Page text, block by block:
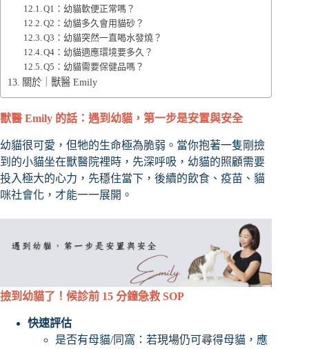
Q1：幼貓軟便正常嗎？
Q2：幼貓多久會用貓砂？
Q3：幼貓突然一直喝水發燒？
Q4：幼貓適應環境要多久？
Q5：幼貓需要保健品嗎？
關於｜獸醫 Emily
獸醫 Emily 的話：遇到幼貓，第一步是安置與安全
幼貓很可愛，但牠的生命極為脆弱。當你抱著一隻剛撿
到的小貓坐在獸醫院裡時，先深呼吸，幼貓的照顧需要
投入極大的心力，先穩住當下，後續的飲食、疫苗、貓
咪社會化，才能一一展開。
撿到幼貓了！候診前 15 分鐘急救 SOP
快速評估
是否有母貓/同窩：若現場仍可尋得母貓，應